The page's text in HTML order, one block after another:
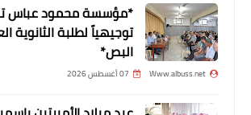
*مؤسسة محمود عباس
توجيهياً لطلبة
البص*
Www.albuss.net 07 أغسطس 2026